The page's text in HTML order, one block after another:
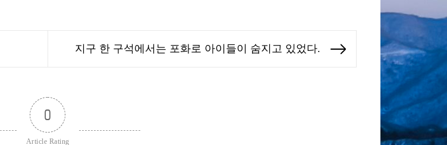
지구 한 구석에서는 포화로 아이들이 숨지고 있었다.
0
Article Rating